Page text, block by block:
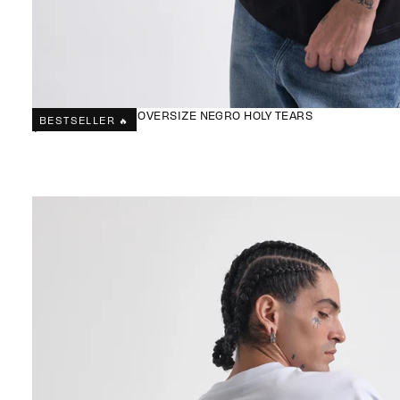
CAMISETA NEGRA OVERSIZE NEGRO HOLY TEARS
BESTSELLER 🔥
$94.900
PRECIO
$94.900